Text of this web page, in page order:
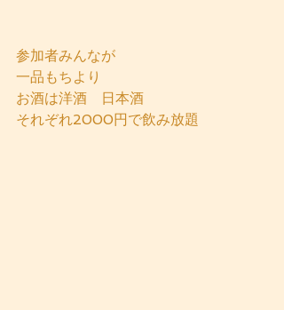
参加者みんなが
一品もちより
お酒は洋酒　日本酒
それぞれ2000円で飲み放題